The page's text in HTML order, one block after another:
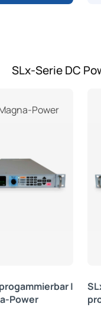
Produktgalerie
SLx-Serie DC
Power
|
Power